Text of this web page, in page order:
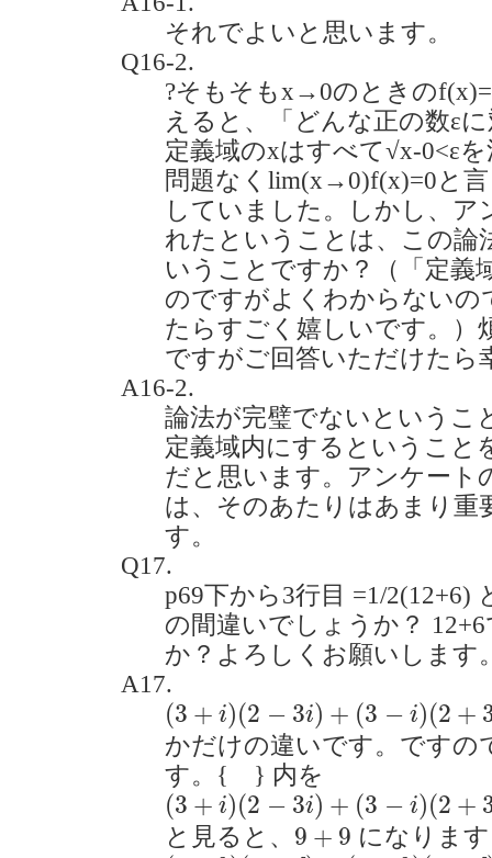
それでよいと思います。
Q16-2.
?そもそもx→0のときの
えると、「どんな正の数ε
定義域のxはすべて√x-0<ε
問題なくlim(x→0)f(x)=0と
していました。しかし、
れたということは、この論
いうことですか？（「定義
のですがよくわからないの
たらすごく嬉しいです。）
ですがご回答いただけたら
A16-2.
論法が完璧でないというこ
定義域内にするということ
だと思います。アンケート
は、そのあたりはあまり重
す。
Q17.
p69下から3行目 =1/2(12+6)
の間違いでしょうか？
か？よろしくお願いします
A17.
(3 + i)(2 − 3i) + (3 − i)(2 +
(3 i (2−3 +(3 i (2 i)
かだけの違いです。ですの
す。{ } 内を
(3 + i)(2 − 3i) + (3 − i)(2 +
(3 +i (2 −3 i) +(3 i (2 )=(6 − 7
と見ると、 9 + 9
9 +9 になりま